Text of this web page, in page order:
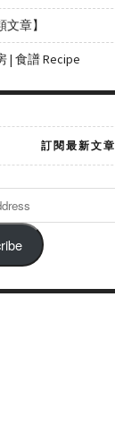
文章】
| 食譜 Recipe
訂閱最新文章